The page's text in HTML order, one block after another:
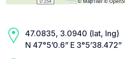
47.0835, 3.0940 (lat, lng)
N 47°5’0.6” E 3°5’38.472”